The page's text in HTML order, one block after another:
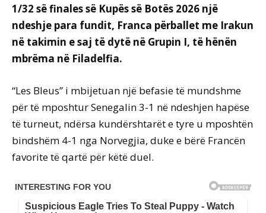
1/32 së finales së Kupës së Botës 2026 një
ndeshje para fundit, Franca përballet me Irakun
në takimin e saj të dytë në Grupin I, të hënën
mbrëma në Filadelfia.
“Les Bleus” i mbijetuan një befasie të mundshme
për të mposhtur Senegalin 3-1 në ndeshjen hapëse
të turneut, ndërsa kundërshtarët e tyre u mposhtën
bindshëm 4-1 nga Norvegjia, duke e bërë Francën
favorite të qartë për këtë duel.